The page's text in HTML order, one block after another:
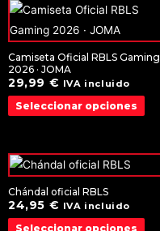
Camiseta Oficial RBLS Gaming
2026 · JOMA
29,99 € IVA incluido
Seleccionar opciones
Chándal oficial RBLS
24,95 € IVA incluido
Seleccionar opciones